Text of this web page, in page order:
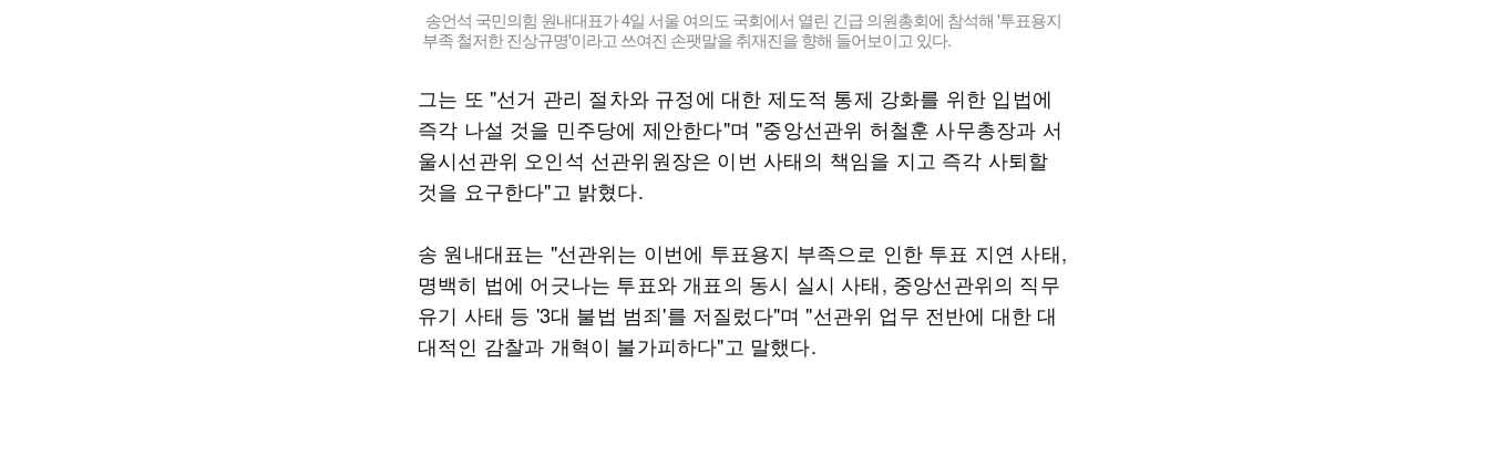
송언석 국민의힘 원내대표가 4일 서울 여의도 국회에서 열린 긴급 의원총회에 참석해 '투표용지
부족 철저한 진상규명'이라고 쓰여진 손팻말을 취재진을 향해 들어보이고 있다.
그는 또 "선거 관리 절차와 규정에 대한 제도적 통제 강화를 위한 입법에
즉각 나설 것을 민주당에 제안한다"며 "중앙선관위 허철훈 사무총장과 서
울시선관위 오인석 선관위원장은 이번 사태의 책임을 지고 즉각 사퇴할
것을 요구한다"고 밝혔다.
송 원내대표는 "선관위는 이번에 투표용지 부족으로 인한 투표 지연 사태,
명백히 법에 어긋나는 투표와 개표의 동시 실시 사태, 중앙선관위의 직무
유기 사태 등 '3대 불법 범죄'를 저질렀다"며 "선관위 업무 전반에 대한 대
대적인 감찰과 개혁이 불가피하다"고 말했다.